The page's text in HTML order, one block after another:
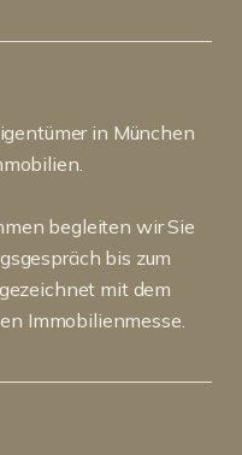
in München
begleiten wir Sie
bis zum
mit dem
Immobilienmesse.